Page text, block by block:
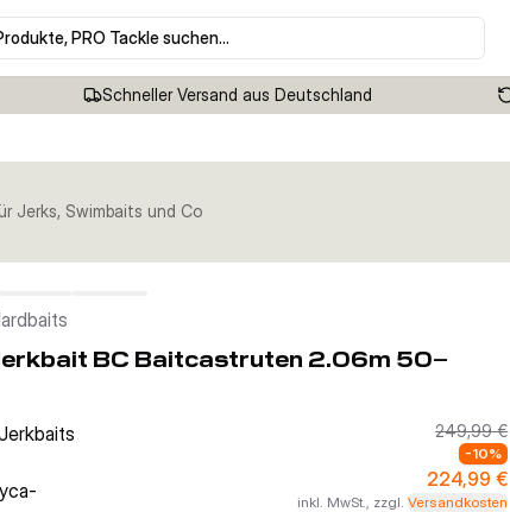
PRO Tackle suchen…
Schneller Versand aus Deutschland
Jerks, Swimbaits und Co
BC Baitcastruten 2.06m 50–
249,99 €
-10%
224,99 €
inkl. MwSt., zzgl.Versandkosten